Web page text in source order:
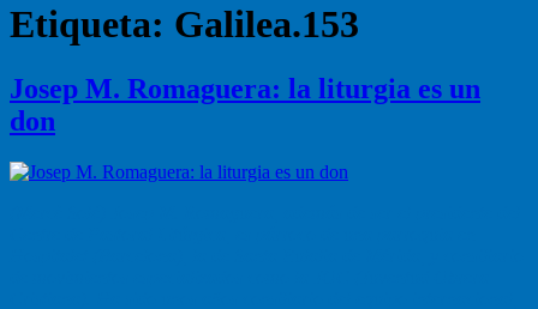
Etiqueta: Galilea.153
Josep M. Romaguera: la liturgia es un
don